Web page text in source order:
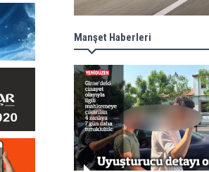
Manşet Haberleri